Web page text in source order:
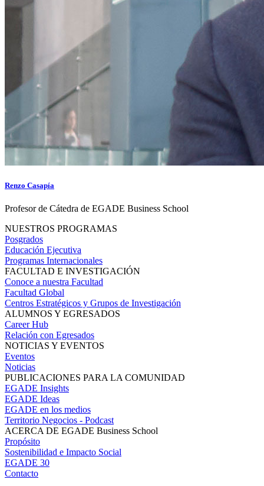
Renzo Casapía
Profesor de Cátedra de EGADE Business School
NUESTROS PROGRAMAS
Posgrados
Educación Ejecutiva
Programas Internacionales
FACULTAD E INVESTIGACIÓN
Conoce a nuestra Facultad
Facultad Global
Centros Estratégicos y Grupos de Investigación
ALUMNOS Y EGRESADOS
Career Hub
Relación con Egresados
NOTICIAS Y EVENTOS
Eventos
Noticias
PUBLICACIONES PARA LA COMUNIDAD
EGADE Insights
EGADE Ideas
EGADE en los medios
Territorio Negocios - Podcast
ACERCA DE EGADE Business School
Propósito
Sostenibilidad e Impacto Social
EGADE 30
Contacto